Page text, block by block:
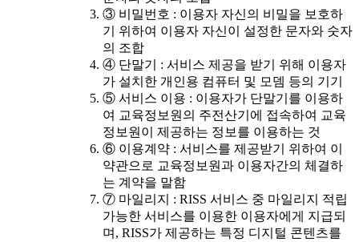
③ 비밀번호 : 이용자 자신의 비밀을 보호하
기 위하여 이용자 자신이 설정한 문자와 숫자
의 조합
④ 단말기 : 서비스 제공을 받기 위해 이용자
가 설치한 개인용 컴퓨터 및 모뎀 등의 기기
⑤ 서비스 이용 : 이용자가 단말기를 이용하
여 교육정보원의 주전산기에 접속하여 교육
정보원이 제공하는 정보를 이용하는 것
⑥ 이용계약 : 서비스를 제공받기 위하여 이
약관으로 교육정보원과 이용자간의 체결하
는 계약을 말함
⑦ 마일리지 : RISS 서비스 중 마일리지 적립
가능한 서비스를 이용한 이용자에게 지급되
며, RISS가 제공하는 특정 디지털 콘텐츠를